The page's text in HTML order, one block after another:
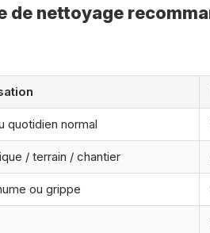
de nettoyage
quotidien normal
/ terrain / chantier
ou grippe